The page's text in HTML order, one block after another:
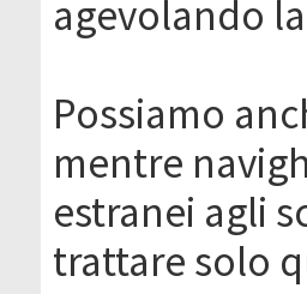
agevolando
Possiamo
mentre
estranei agli
trattare solo